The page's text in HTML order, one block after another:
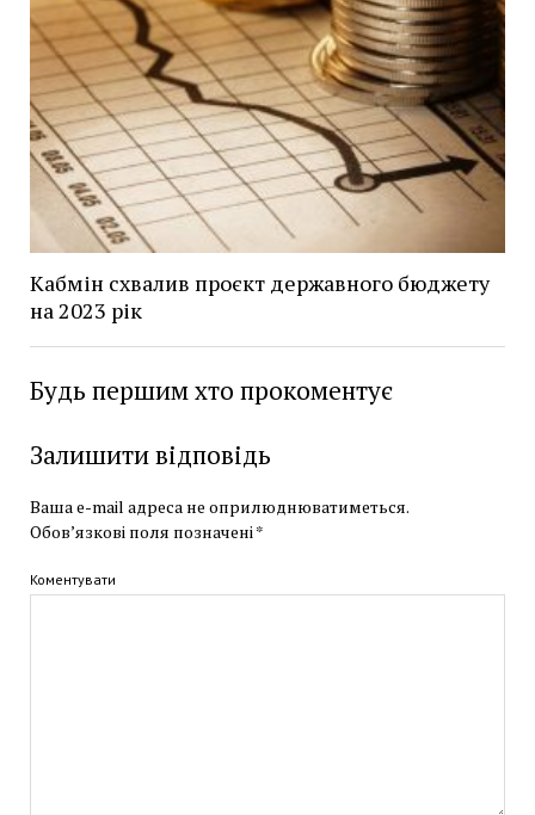
Кабмін схвалив проєкт державного бюджету
на 2023 рік
Будь першим хто прокоментує
Залишити відповідь
Ваша e-mail адреса не оприлюднюватиметься.
Обов’язкові поля позначені *
Коментувати